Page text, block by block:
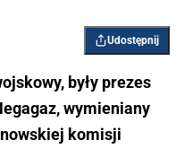
Udostępnij
były prezes
wymieniany
komisji